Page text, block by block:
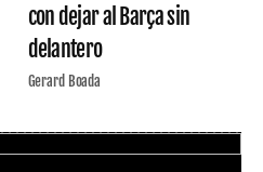
con dejar al Barça sin
delantero
Gerard Boada